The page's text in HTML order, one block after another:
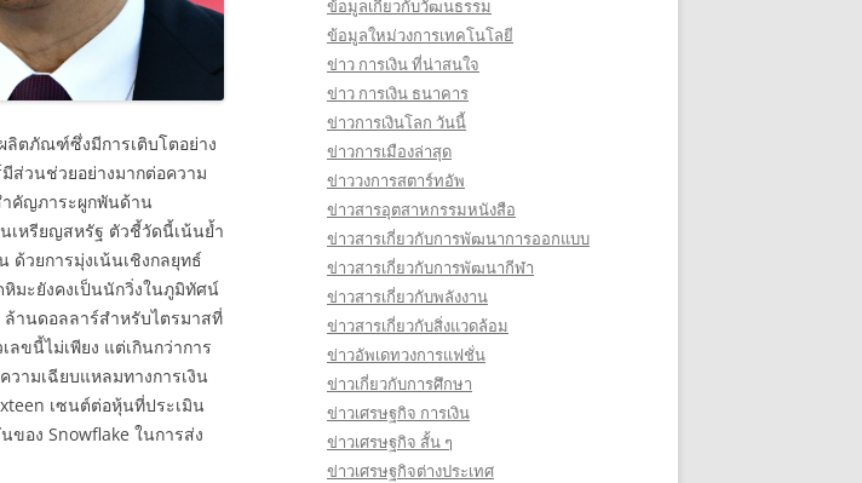
ลิตภัณฑ์ซึ่งมีการเติบโตอย่าง
ส่วนช่วยอย่างมากต่อความ
ำคัญภาระผูกพันด้าน
เหรียญสหรัฐ ตัวชี้วัดนี้เน้นย้ำ
ด้วยการมุ่งเน้นเชิงกลยุทธ์
มะยังคงเป็นนักวิ่งในภูมิทัศน์
านดอลลาร์สำหรับไตรมาสที่
ขนี้ไม่เพียง แต่เกินกว่าการ
ามเฉียบแหลมทางการเงิน
เซนต์ต่อหุ้นที่ประเมิน
อง Snowflake ในการส่ง
ข้อมูลเกี่ยวกับวัฒนธรรม
ข้อมูลใหม่วงการเทคโนโลยี
ข่าว การเงิน ที่น่าสนใจ
ข่าว การเงิน ธนาคาร
ข่าวการเงินโลก วันนี้
ข่าวการเมืองล่าสุด
ข่าววงการสตาร์ทอัพ
ข่าวสารอุตสาหกรรมหนังสือ
ข่าวสารเกี่ยวกับการพัฒนาการออกแบบ
ข่าวสารเกี่ยวกับการพัฒนากีฬา
ข่าวสารเกี่ยวกับพลังงาน
ข่าวสารเกี่ยวกับสิ่งแวดล้อม
ข่าวอัพเดทวงการแฟชั่น
ข่าวเกี่ยวกับการศึกษา
ข่าวเศรษฐกิจ การเงิน
ข่าวเศรษฐกิจ สั้น ๆ
ข่าวเศรษฐกิจต่างประเทศ